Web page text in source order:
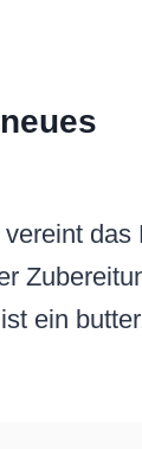
das
ein